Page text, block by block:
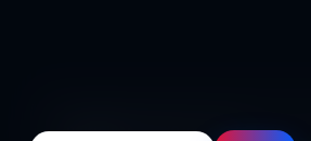
PRINCIPAL· MAYO 24, 2026